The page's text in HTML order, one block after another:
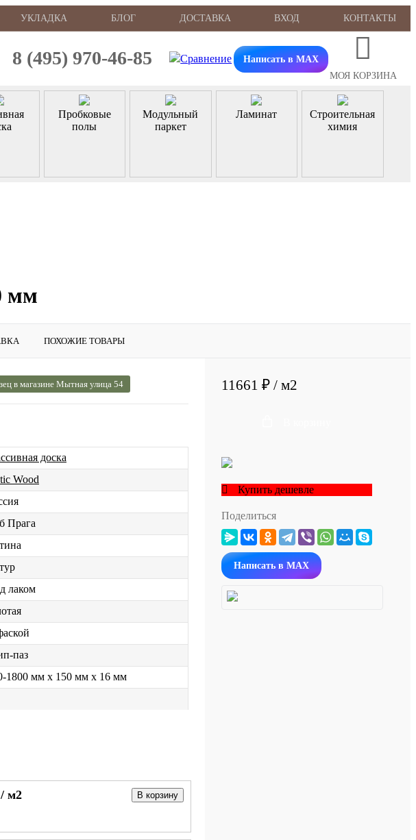
УКЛАДКА БЛОГ ДОСТАВКА ВХОД КОНТАКТЫ
8 (495) 970-46-85
Написать в MAX
МОЯ КОРЗИНА
Пробковые
полы
Модульный
паркет
Ламинат
Строительная
химия
мм
ПОХОЖИЕ ТОВАРЫ
в магазине Мытная улица 54
доска
Wood
Прага
лаком
паз
1800 мм x 150 мм x 16 мм
м2 В корзину
11661 ₽ / м2
Купить дешевле
Поделиться
Написать в MAX